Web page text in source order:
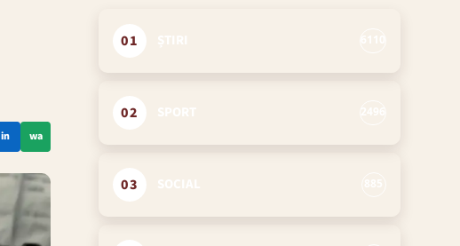
in wa
01
02
03